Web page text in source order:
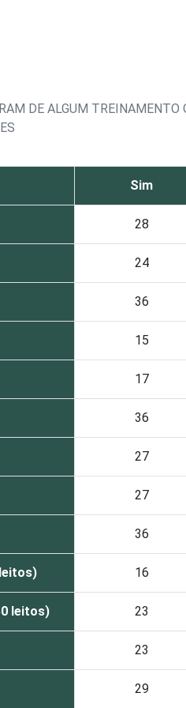
DE ALGUM
Sim
28
24
36
15
17
36
27
27
36
16
leitos) 23
23
29